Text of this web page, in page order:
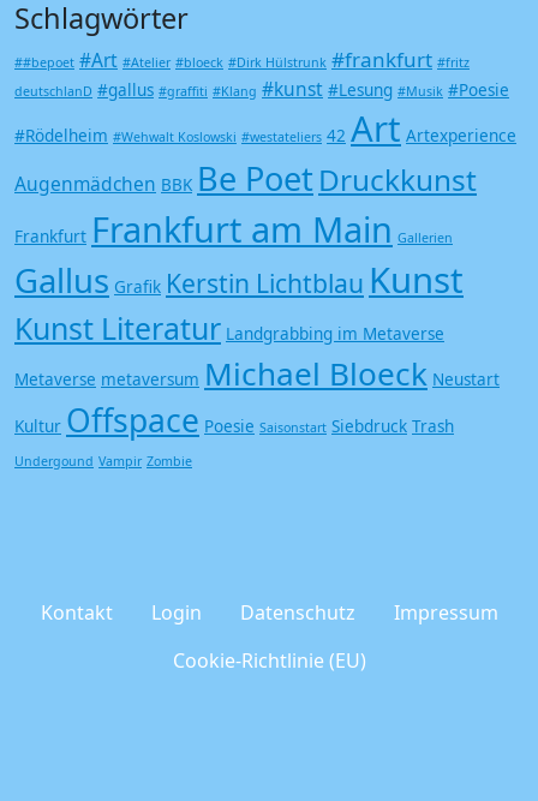
Schlagwörter
##bepoet #Art #Atelier #bloeck #Dirk Hülstrunk #frankfurt #fritz
deutschlanD #gallus #graffiti #Klang #kunst #Lesung #Musik #Poesie
#Rödelheim #Wehwalt Koslowski #westateliers 42 Art Artexperience
Augenmädchen BBK Be Poet Druckkunst
Frankfurt Frankfurt am Main Gallerien
Gallus Grafik Kerstin Lichtblau Kunst
Kunst Literatur Landgrabbing im Metaverse
Metaverse metaversum Michael Bloeck Neustart
Kultur Offspace Poesie Saisonstart Siebdruck Trash
Undergound Vampir Zombie
Kontakt Login Datenschutz
Impressum
Cookie-Richtlinie (EU)